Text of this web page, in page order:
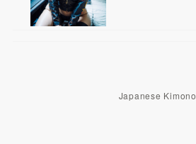
Japanese Kimono